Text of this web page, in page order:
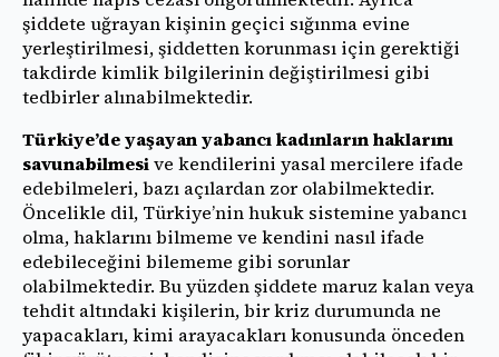
şiddete uğrayan kişinin geçici sığınma evine
yerleştirilmesi, şiddetten korunması için gerektiği
takdirde kimlik bilgilerinin değiştirilmesi gibi
tedbirler alınabilmektedir.
Türkiye’de yaşayan yabancı kadınların haklarını
savunabilmesive kendilerini yasal mercilere ifade
edebilmeleri, bazı açılardan zor olabilmektedir.
Öncelikle dil, Türkiye’nin hukuk sistemine yabancı
olma, haklarını bilmeme ve kendini nasıl ifade
edebileceğini bilememe gibi sorunlar
olabilmektedir. Bu yüzden şiddete maruz kalan veya
tehdit altındaki kişilerin, bir kriz durumunda ne
yapacakları, kimi arayacakları konusunda önceden